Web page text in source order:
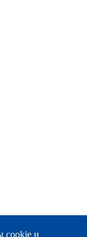
cookie и